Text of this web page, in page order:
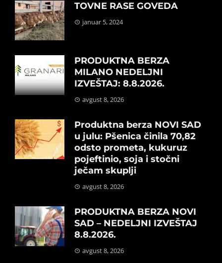
TOVNE RASE GOVEDA
januar 5, 2024
PRODUKTNA BERZA
MILANO NEDELJNI
IZVEŠTAJ: 8.8.2026.
avgust 8, 2026
Produktna berza NOVI SAD
u julu: Pšenica činila 70,82
odsto prometa, kukuruz
pojeftinio, soja i stočni
ječam skuplji
avgust 8, 2026
PRODUKTNA BERZA NOVI
SAD – NEDELJNI IZVEŠTAJ
8.8.2026.
avgust 8, 2026